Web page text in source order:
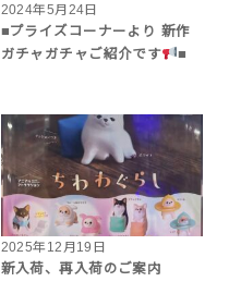
2024年5月24日
■プライズコーナーより 新作
ガチャガチャご紹介です
■
2025年12月19日
新入荷、再入荷のご案内